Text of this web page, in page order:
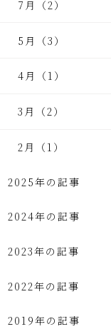
7月（2）
5月（3）
4月（1）
3月（2）
2月（1）
2025年の記事
2024年の記事
2023年の記事
2022年の記事
2019年の記事